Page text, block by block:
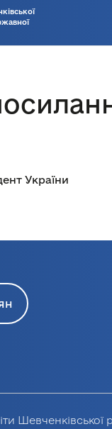
України
Шевченківської